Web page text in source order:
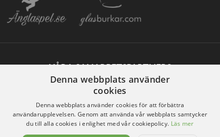
VÅRA SAMARBETSPARTNERS
Denna webbplats använder
cookies
Denna webbplats använder cookies för att förbättra
användarupplevelsen. Genom att använda vår webbplats samtycker
du till alla cookies i enlighet med vår cookiepolicy. Läs mer